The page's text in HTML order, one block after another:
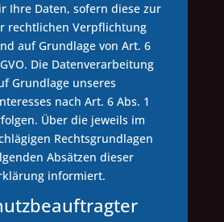
Ihre Daten, sofern diese zur
rechtlichen Verpflichtung
auf Grundlage von Art. 6
Die Datenverarbeitung
Grundlage unseres
nach Art. 6 Abs. 1
Über die jeweils im
Rechtsgrundlagen
Absätzen dieser
informiert.